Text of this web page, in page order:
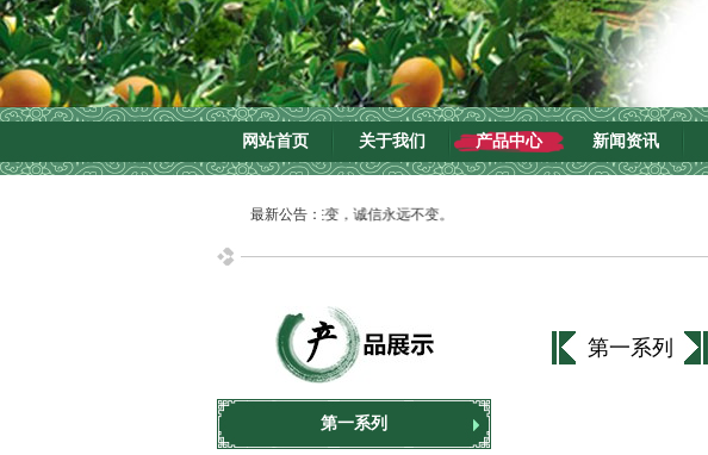
网站首页 关于我们 产品中心 新闻资讯
最新公告：
诚信为本：市场永远在变，诚信永远不变。
第一系列
第一系列